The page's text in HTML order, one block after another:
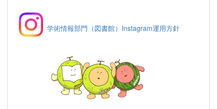
学術情報部門（図書館）Instagram運用方針